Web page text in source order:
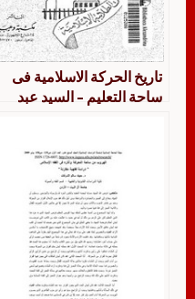
تاريخ الحركة الاسلامية فى
ساحة التعليم – السيد عبد